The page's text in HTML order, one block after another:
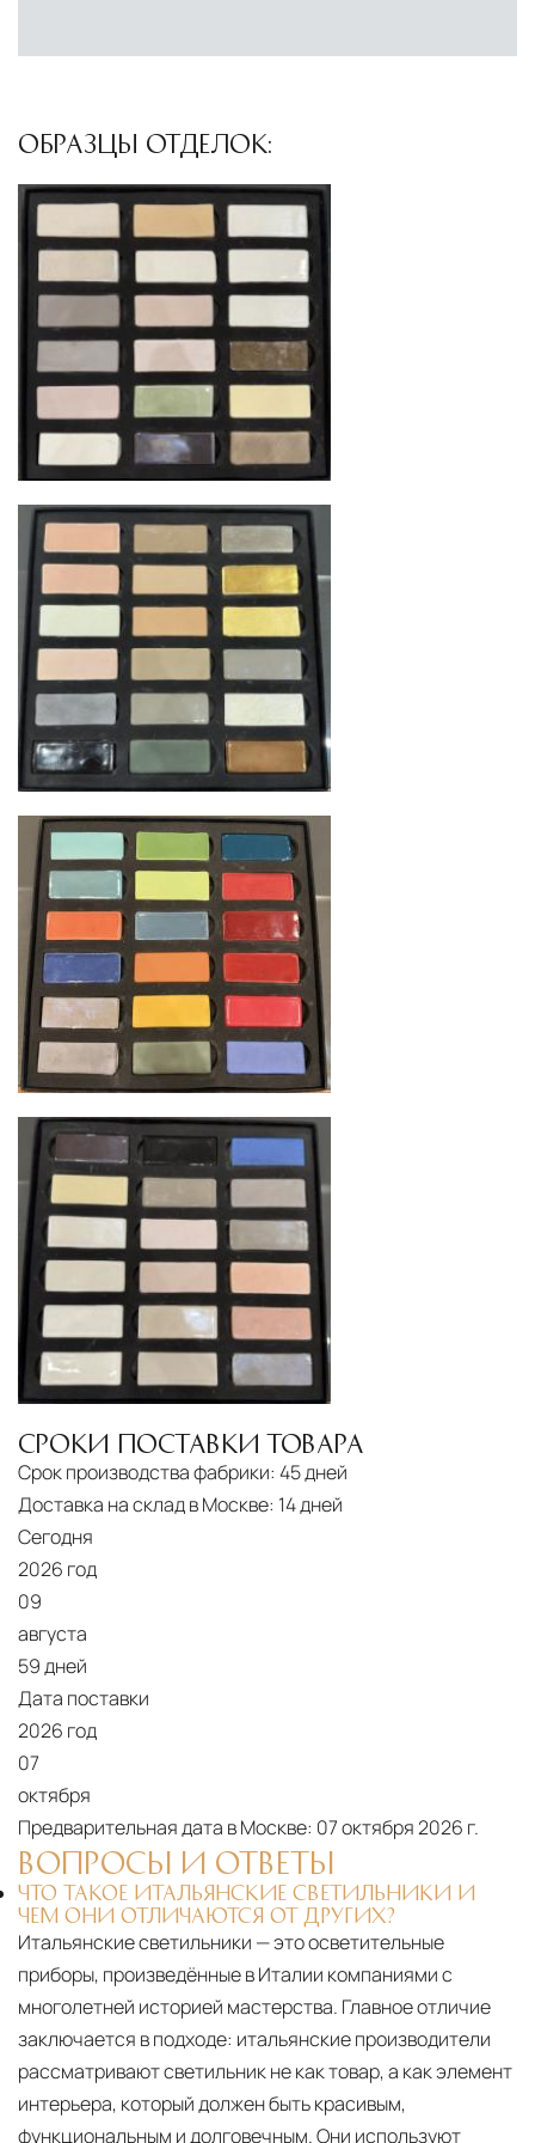
доставки и обеспечить полный контроль над
Глобальная сеть распределительных
Помимо Москвы, мы располагаем
логистическими узлами в ключевых
международных хабах:
Дубай, ОАЭ— региональный центр для
Ближнего Востока и Азии
— распределительная база для
Средиземноморского региона
Лондон, Великобритания—
логистический хаб для европейского рынка
США — центр доставки для
североамериканского сегмента
Другие страны Европы— расширенная
сеть партнёрских складов
Условия доставки по Москве и Московской
области
Для клиентов Москвы и МО предусмотрены
следующие услуги:
Доставка до адреса— транспортировка
товара от нашего склада непосредственно к
месту назначения с соблюдением сроков
Профессиональная выгрузка
квалифицированные грузчики
осуществляют разгрузку с применением
специального оборудования и техники
Подъём на этажи— доставка мебели и
дверных блоков в квартиры и офисы с
использованием лифтов или монтажных
средств
Распаковка и расстановка
распаковывают товар и устанавливают его в
указанное место
Вывоз упаковочного материала
Гарантийная проверка— осмотр товара на
предмет повреждений и дефектов при
доставке
Москве осуществляется в течение 3-5 рабочих
дней. Для Московской области сроки зависят
от удалённости объекта и варьируются от 5 до
10 рабочих дней. Возможна срочная доставка
ресурсов.
Управление логистикой и контроль
качества
Каждый заказ отслеживается в режиме
реального времени через систему GPS-
мониторинга. Наша команда логистических
специалистов с опытом работы в
международной доставке обеспечивает
полную сохранность груза, соблюдение
температурного режима и защиту от
механических повреждений на всех этапах
ОБРАЗЦЫ ОТДЕЛОК:
СРОКИ ПОСТАВКИ ТОВАРА
Срок производства фабрики: 45 дней
Доставка на склад в Москве: 14 дней
Сегодня
2026 год
09
августа
59 дней
Дата поставки
2026 год
07
октября
Предварительная дата в Москве: 07 октября 2026 г.
ВОПРОСЫ И ОТВЕТЫ
ЧТО ТАКОЕ ИТАЛЬЯНСКИЕ СВЕТИЛЬНИКИ И
ЧЕМ ОНИ ОТЛИЧАЮТСЯ ОТ ДРУГИХ?
Итальянские светильники — это осветительные
приборы, произведённые в Италии компаниями с
многолетней историей мастерства. Главное отличие
заключается в подходе: итальянские производители
рассматривают светильник не как товар, а как элемент
интерьера, который должен быть красивым,
функциональным и долговечным. Они используют